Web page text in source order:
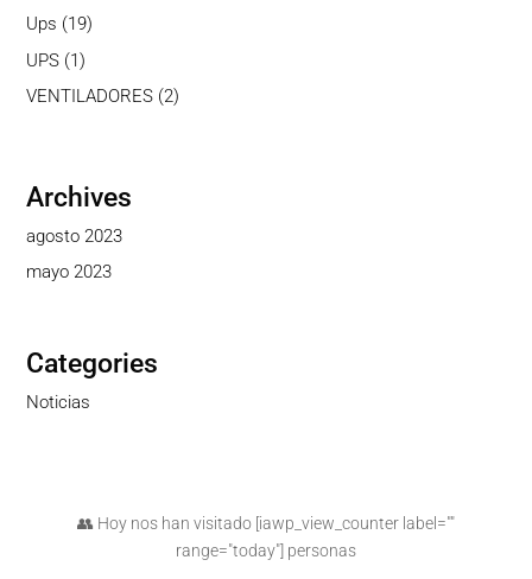
Ups 1919
UPS 11
producto
VENTILADORES 22
Archives
agosto 2023
mayo 2023
Categories
Noticias
👥 Hoy nos han visitado [iawp_view_counter label=""
range="today"] personas